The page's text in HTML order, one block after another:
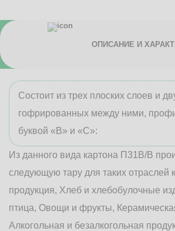
ОПИСАНИЕ И
Состоит из трех плоских слоев и
гофрированных между ними,
буквой «В» и «С»:
Из данного вида картона П31В/B
следующую тару для таких отраслей
продукция, Хлеб и хлебобулочные
птица, Овощи и фрукты,
Алкогольная и безалкогольная